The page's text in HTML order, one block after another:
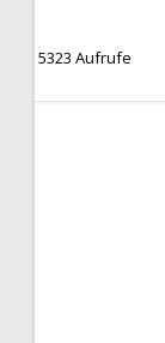
5323 Aufrufe